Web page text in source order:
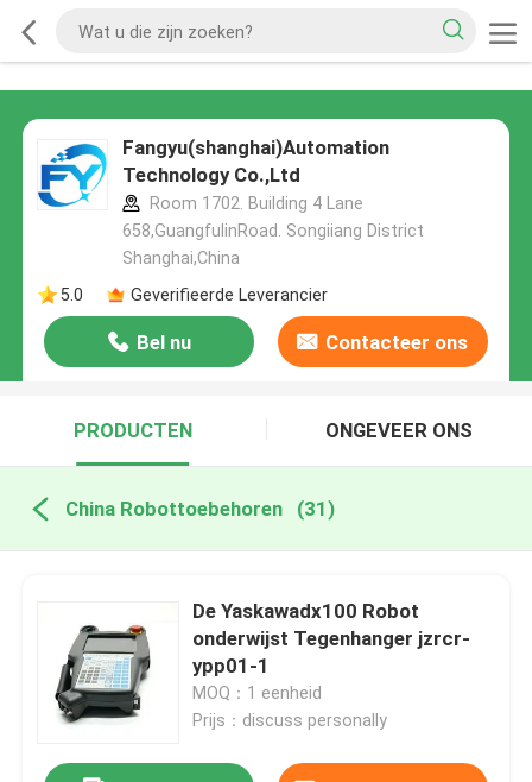
Fangyu(shanghai)Automation
Technology Co.,Ltd
Room 1702. Building 4 Lane
658,GuangfulinRoad. Songiiang District
Shanghai,China
5.0
Geverifieerde Leverancier
Bel nu Contacteer ons
PRODUCTEN ONGEVEER ONS
China Robottoebehoren (31)
De Yaskawadx100 Robot
onderwijst Tegenhanger jzrcr-
ypp01-1
MOQ：1 eenheid
Prijs：discuss personally